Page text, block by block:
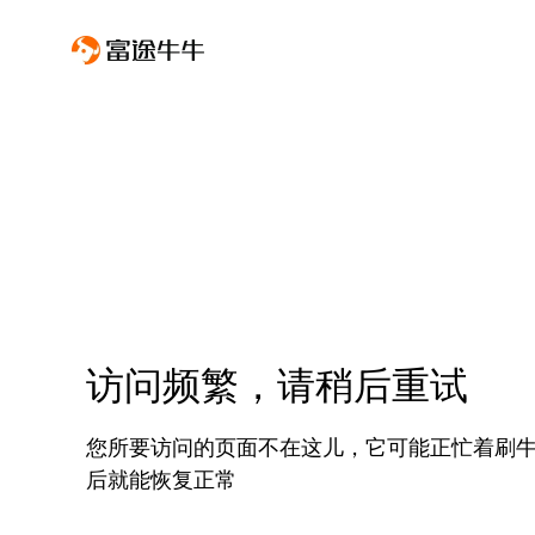
访问频繁，请稍后重试
您所要访问的页面不在这儿，它可能正忙着刷
后就能恢复正常